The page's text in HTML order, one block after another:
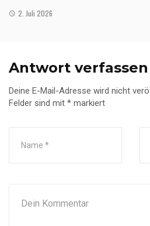
2. Juli 2026
Antwort verfassen
Deine E-Mail-Adresse wird nicht
Felder sind mit * markiert